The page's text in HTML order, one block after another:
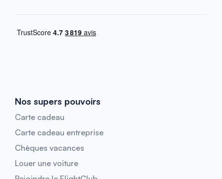
Nos supers pouvoirs
Carte cadeau
Carte cadeau entreprise
Chèques vacances
Louer une voiture